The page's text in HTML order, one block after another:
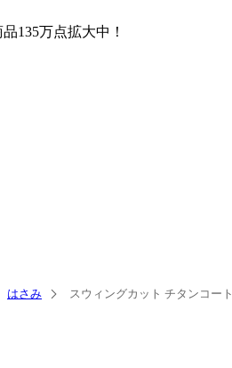
品135万点拡大中！
はさみ スウィングカット チタンコート